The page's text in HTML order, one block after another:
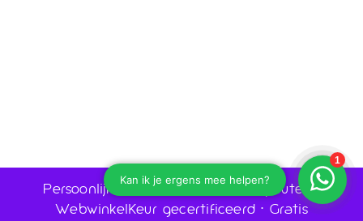
Persoonlijk advies door huidtherapeuten •
WebwinkelKeur gecertificeerd • Gratis